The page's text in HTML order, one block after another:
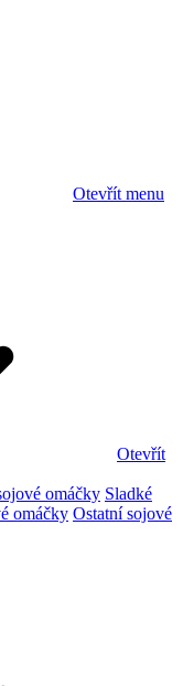
Otevřít menu
Otevřít
omáčky Sladké
omáčky Ostatní sojové